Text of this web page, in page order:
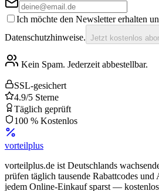
Ich möchte den Newsletter erhalten
Datenschutzhinweise. Jetzt kostenlos
Kein Spam. Jederzeit abbestellbar.
SSL-gesichert
4.9/5 Sterne
Täglich geprüft
100 % Kostenlos
vorteilplus
vorteilplus.de ist Deutschlands
prüfen täglich tausende Rabattcodes
jedem Online-Einkauf sparst —